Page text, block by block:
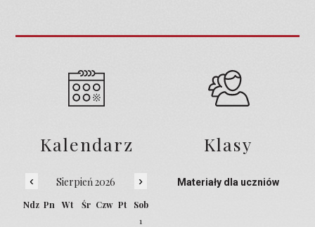
Kalendarz
‹ Sierpień 2026 ›
Ndz Pn Wt Śr Czw Pt
Sob
1
Klasy
Materiały dla uczniów